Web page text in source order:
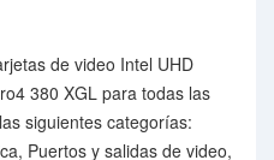
de video Intel UHD
380 XGL para todas las
siguientes categorías:
Puertos y salidas de video,